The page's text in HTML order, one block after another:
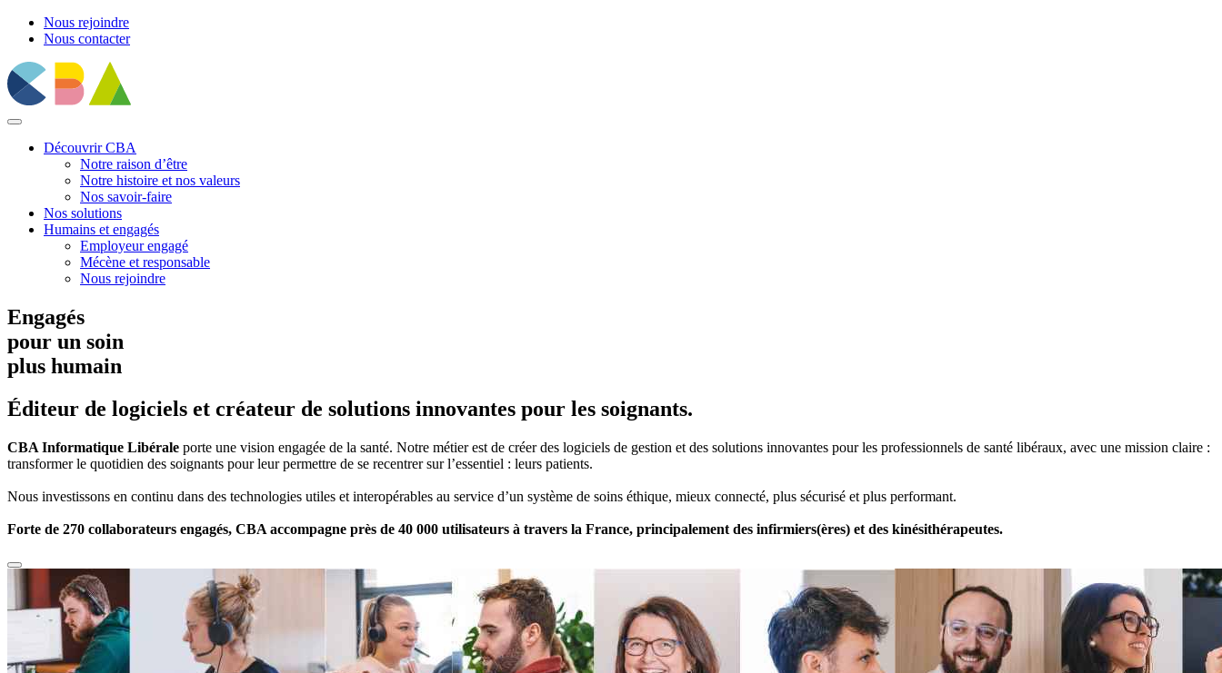
Nous rejoindre
Nous contacter
Découvrir CBA
Notre raison d’être
Notre histoire et nos valeurs
Nos savoir-faire
Nos solutions
Humains et engagés
Employeur engagé
Mécène et responsable
Nous rejoindre
Engagés
pour un soin
plus humain
Éditeur de logiciels et créateur de solutions innovantes pour les soignants.
CBA Informatique Libérale porte une vision engagée de la santé. Notre métier est de créer des logiciels de gestion et des solutions innovantes pour les professionnels de santé libéraux, avec une mission claire :
transformer le quotidien des soignants pour leur permettre de se recentrer sur l’essentiel : leurs patients.
Nous investissons en continu dans des technologies utiles et interopérables au service d’un système de soins éthique, mieux connecté, plus sécurisé et plus performant.
Forte de 270 collaborateurs engagés, CBA accompagne près de 40 000 utilisateurs à travers la France, principalement des infirmiers(ères) et des kinésithérapeutes.